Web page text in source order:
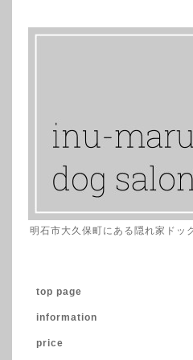
明石市大久保町にある隠れ家ドッ
top page
information
price